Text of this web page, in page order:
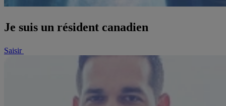
Je suis un résident canadien
Saisir